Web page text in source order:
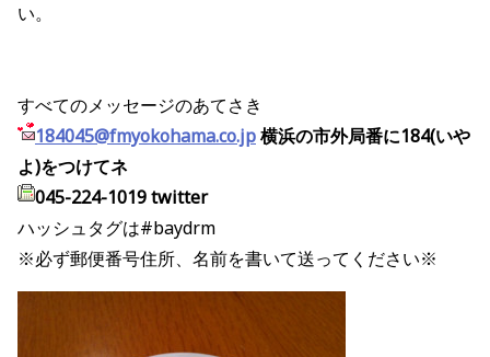
い。
すべてのメッセージのあてさき
184045@fmyokohama.co.jp横浜の市外局番に184(いや
よ)をつけてネ
045-224-1019 twitter
ハッシュタグは#baydrm
※必ず郵便番号住所、名前を書いて送ってください※